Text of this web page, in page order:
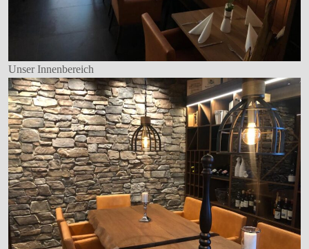
Unser Innenbereich